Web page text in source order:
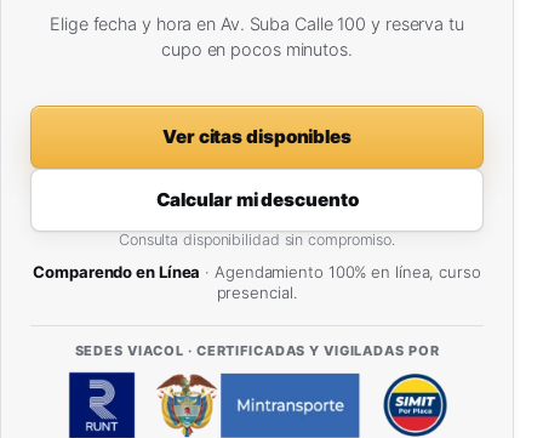
Elige fecha y hora en Av. Suba Calle 100 y reserva tu
cupo en pocos minutos.
Ver citas disponibles
Calcular mi descuento
Consulta disponibilidad sin compromiso.
Comparendo en Línea · Agendamiento 100% en línea, curso
presencial.
SEDES VIACOL · CERTIFICADAS Y VIGILADAS POR